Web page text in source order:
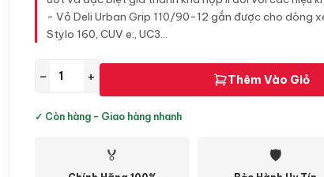
- Vỏ Deli Urban Grip 110/90-12 gắn được cho dòng
Stylo 160, CUV e:, UC3...
− + Thêm Vào Giỏ
✓ Còn hàng - Giao hàng nhanh
🏅 🛡